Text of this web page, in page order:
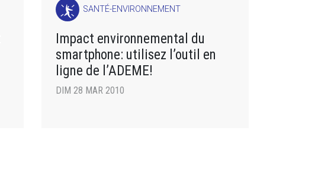
SANTÉ-ENVIRONNEMENT
Impact environnemental du
smartphone: utilisez l’outil en
ligne de l’ADEME!
DIM 28 MAR 2010